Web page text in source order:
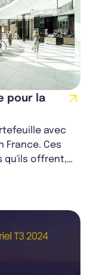
pour la
avec
France. Ces
qu'ils offrent,